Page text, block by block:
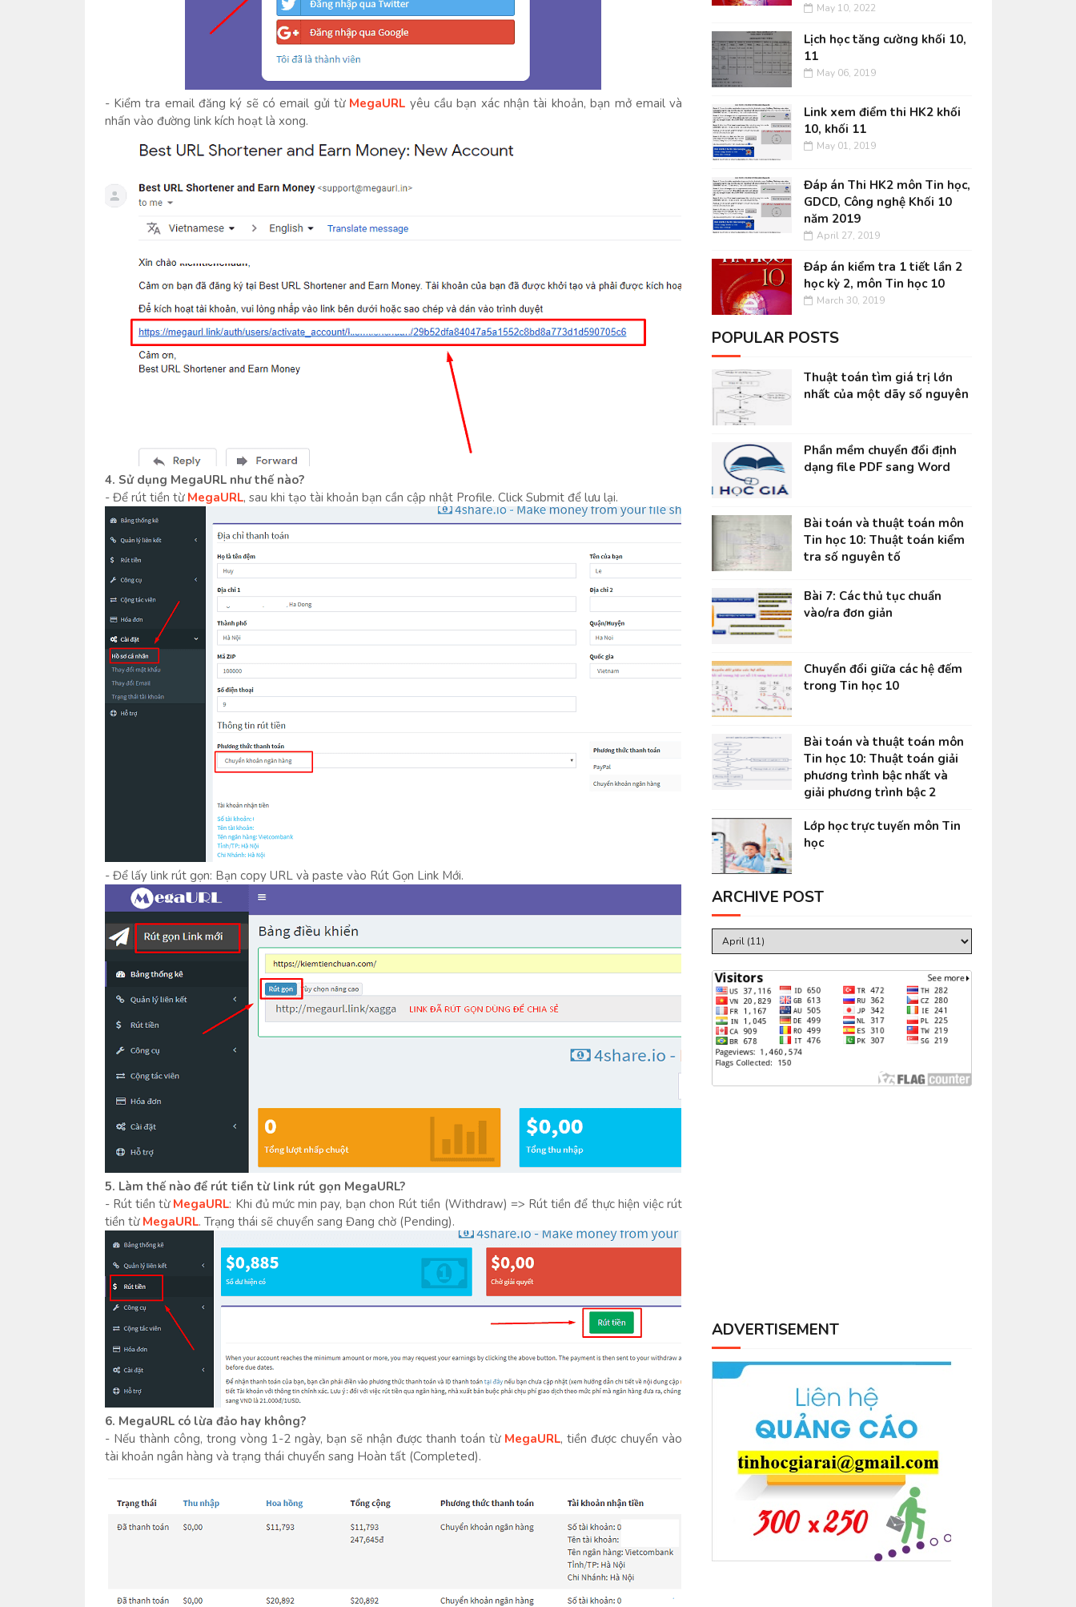
- Kiểm tra email đăng ký sẽ có email gửi từ MegaURL yêu cầu bạn xác nhận tài khoản, bạn mở email và
nhấn vào đường link kích hoạt là xong.
4. Sử dụng MegaURL như thế nào?
- Để rút tiền từ MegaURL, sau khi tạo tài khoản bạn cần cập nhật Profile. Click Submit để lưu lại.
- Để lấy link rút gọn: Bạn copy URL và paste vào Rút Gọn Link Mới.
5. Làm thế nào để rút tiền từ link rút gọn MegaURL?
- Rút tiền từ MegaURL: Khi đủ mức min pay, bạn chon Rút tiền (Withdraw) => Rút tiền để thực hiện việc rút
tiền từ MegaURL. Trạng thái sẽ chuyển sang Đang chờ (Pending).
6. MegaURL có lừa đảo hay không?
- Nếu thành công, trong vòng 1-2 ngày, bạn sẽ nhận được thanh toán từ MegaURL, tiền được chuyển vào
tài khoản ngân hàng và trạng thái chuyển sang Hoàn tất (Completed).
May 10, 2022
Lịch học tăng cường khối 10,
11
May 06, 2019
Link xem điểm thi HK2 khối
10, khối 11
May 01, 2019
Đáp án Thi HK2 môn Tin học,
GDCD, Công nghệ Khối 10
năm 2019
April 27, 2019
Đáp án kiểm tra 1 tiết lần 2
học kỳ 2, môn Tin học 10
March 30, 2019
POPULAR POSTS
Thuật toán tìm giá trị lớn
nhất của một dãy số nguyên
Phần mềm chuyển đổi định
dạng file PDF sang Word
Bài toán và thuật toán môn
Tin học 10: Thuật toán kiểm
tra số nguyên tố
Bài 7: Các thủ tục chuẩn
vào/ra đơn giản
Chuyển đổi giữa các hệ đếm
trong Tin học 10
Bài toán và thuật toán môn
Tin học 10: Thuật toán giải
phương trình bậc nhất và
giải phương trình bậc 2
Lớp học trực tuyến môn Tin
học
ARCHIVE POST
ADVERTISEMENT